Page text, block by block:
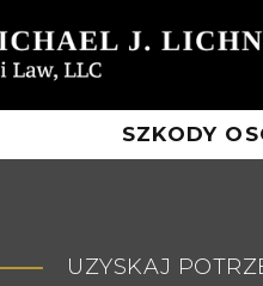
SZKODY
UZYSKAJ